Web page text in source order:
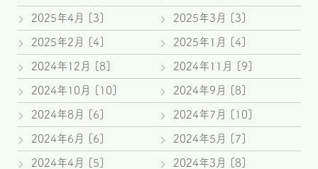
2025年4月 [3] 2025年3月 [3]
2025年2月 [4] 2025年1月 [4]
2024年12月 [8] 2024年11月 [9]
2024年10月 [10] 2024年9月 [8]
2024年8月 [6] 2024年7月 [10]
2024年6月 [6] 2024年5月 [7]
2024年4月 [5] 2024年3月 [8]